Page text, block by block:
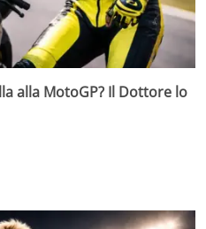
alla MotoGP? Il Dottore lo